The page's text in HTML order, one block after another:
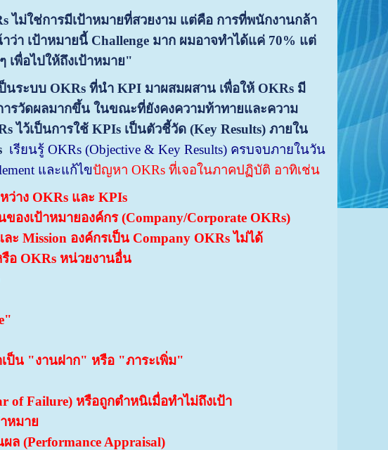
ไม่ใช่การมีเป้าหมายที่สวยงาม แต่คือ การที่พนักงานกล้า
ว่า เป้าหมายนี้ Challenge มาก ผมอาจทำได้แค่ 70% แต่
เพื่อไปให้ถึงเป้าหมาย"
นระบบ OKRs ที่นำ KPI มาผสมผสาน เพื่อให้ OKRs มี
รวัดผลมากขึ้น ในขณะที่ยังคงความท้าทายและความ
ไว้เป็นการใช้ KPIs เป็นตัวชี้วัด (Key Results) ภายใน
เรียนรู้ OKRs (Objective & Key Results) ครบจบภายในวัน
และแก้ไขปัญหา OKRs ที่เจอในภาคปฏิบัติ อาทิเช่น
ว่าง OKRs และ KPIs
ของเป้าหมายองค์กร (Company/Corporate OKRs)
ะ Mission องค์กรเป็น Company OKRs ไม่ได้
รือ OKRs หน่วยงานอื่น
เป็น "งานฝาก" หรือ "ภาระเพิ่ม"
of Failure) หรือถูกตำหนิเมื่อทำไม่ถึงเป้า
หมาย
ล (Performance Appraisal)